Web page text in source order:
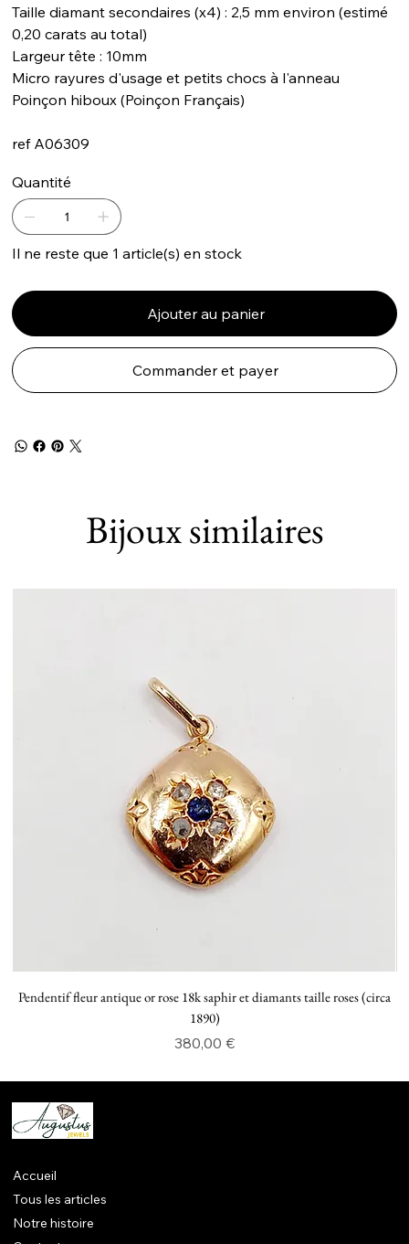
Taille diamant secondaires (x4) : 2,5 mm environ (estimé
0,20 carats au total)
Largeur tête : 10mm
Micro rayures d'usage et petits chocs à l'anneau
Poinçon hiboux (Poinçon Français)
ref A06309
Quantité
Il ne reste que 1 article(s) en stock
Ajouter au panier
Commander et payer
Bijoux similaires
Pendentif fleur antique or rose 18k saphir et diamants taille roses (circa
1890)
Prix
380,00 €
Accueil
Tous les articles
Notre histoire